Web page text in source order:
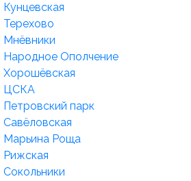
Мнёвники
Народное Ополчение
Хорошёвская
ЦСКА
парк
Марьина Роща
Рижская